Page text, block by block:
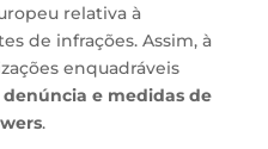
relativa à
de infrações. Assim, à
enquadráveis
e medidas de
.